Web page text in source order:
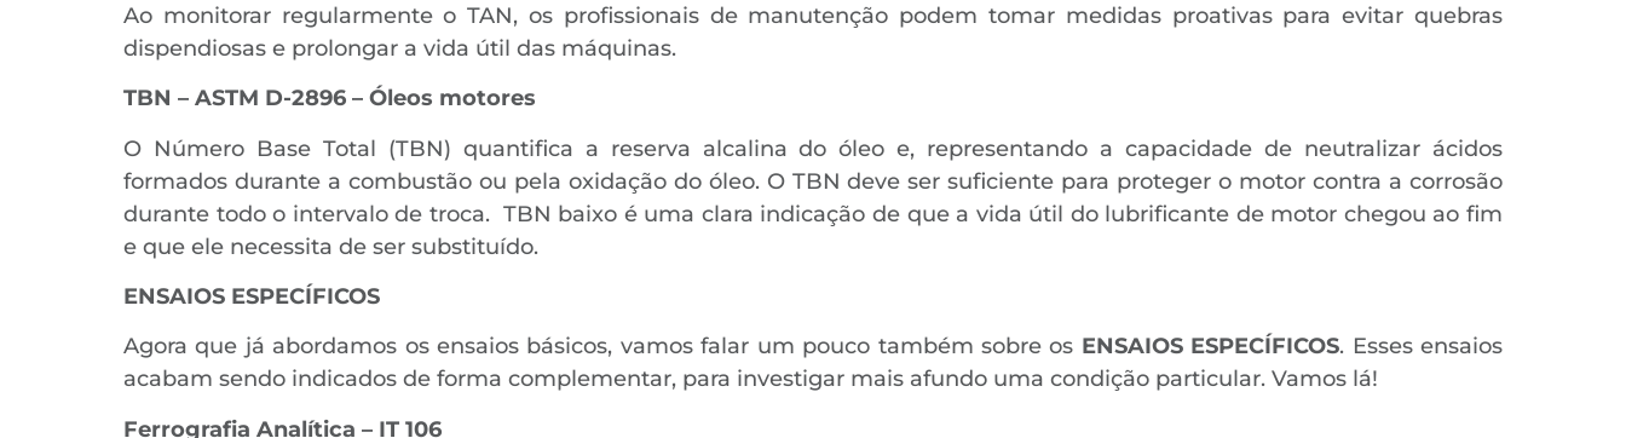
Ao monitorar regularmente o TAN, os profissionais de manutenção podem tomar medidas proativas para evitar quebras
dispendiosas e prolongar a vida útil das máquinas.
TBN – ASTM D-2896 – Óleos motores
O Número Base Total (TBN) quantifica a reserva alcalina do óleo e, representando a capacidade de neutralizar ácidos
formados durante a combustão ou pela oxidação do óleo. O TBN deve ser suficiente para proteger o motor contra a corrosão
durante todo o intervalo de troca. TBN baixo é uma clara indicação de que a vida útil do lubrificante de motor chegou ao fim
e que ele necessita de ser substituído.
ENSAIOS ESPECÍFICOS
Agora que já abordamos os ensaios básicos, vamos falar um pouco também sobre os ENSAIOS ESPECÍFICOS. Esses ensaios
acabam sendo indicados de forma complementar, para investigar mais afundo uma condição particular. Vamos lá!
Ferrografia Analítica – IT 106